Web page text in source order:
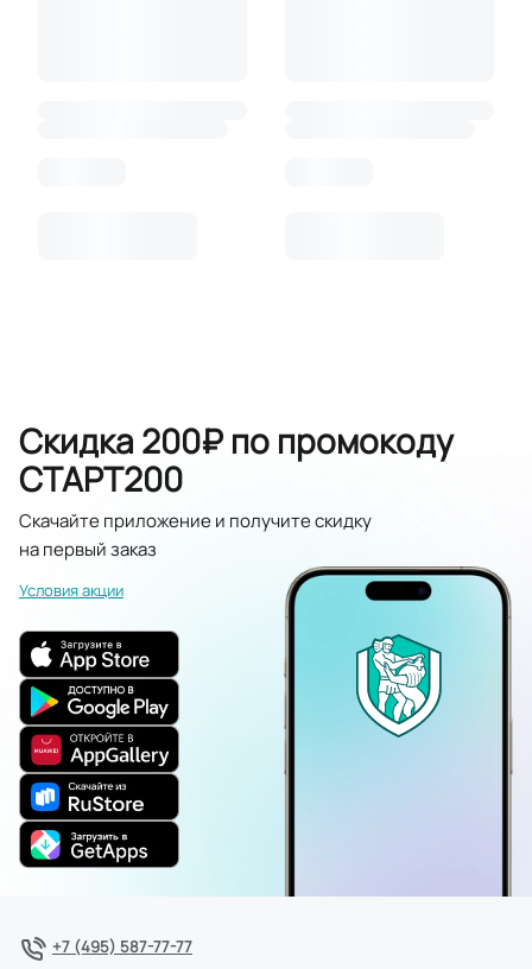
Скидка 200₽ по промокоду
СТАРТ200
Скачайте приложение и получите скидку
на первый заказ
Условия акции
+7 (495) 587-77-77